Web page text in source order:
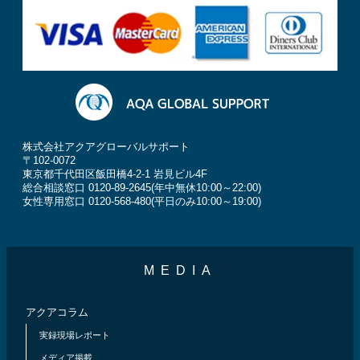
株式会社アクアグローバルサポート
〒102-0072
東京都千代田区飯田橋4-2-1 岩見ビル4F
総合相談窓口 0120-89-2645(年中無休10:00～22:00)
女性専用窓口 0120-568-480(平日のみ10:00～19:00)
MEDIA
アクアコラム
実録現場レポート
メディア掲載